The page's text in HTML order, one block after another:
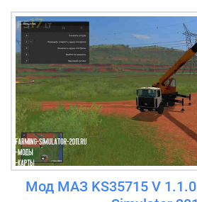
Мод МАЗ KS35715 V